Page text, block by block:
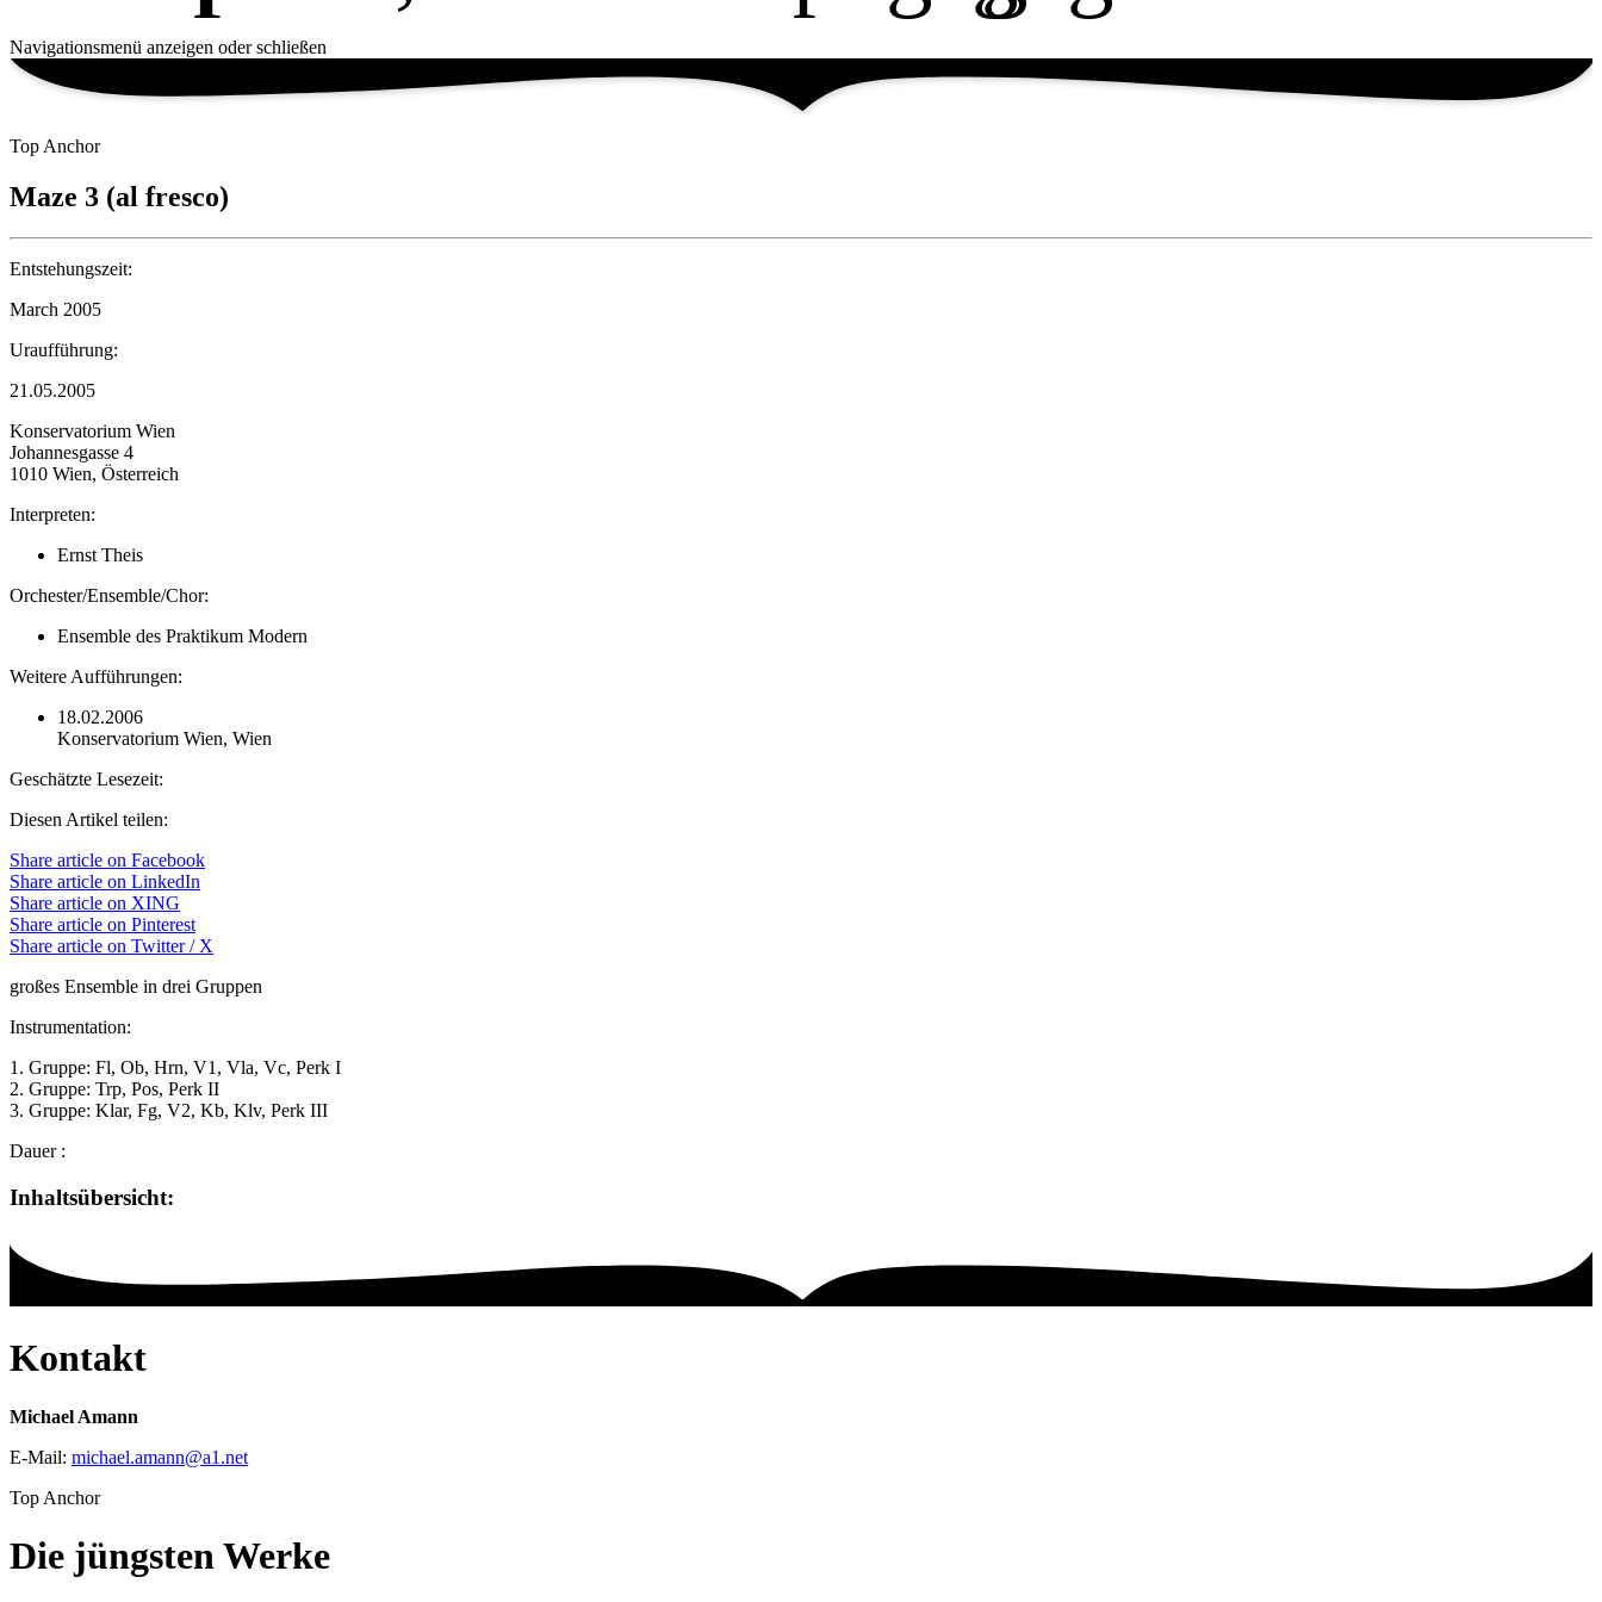
Navigationsmenü anzeigen oder schließen
Top Anchor
Maze 3 (al fresco)
Entstehungszeit:
March 2005
Uraufführung:
21.05.2005
Konservatorium Wien
Johannesgasse 4
1010 Wien, Österreich
Interpreten:
Ernst Theis
Orchester/Ensemble/Chor:
Ensemble des Praktikum Modern
Weitere Aufführungen:
18.02.2006
Konservatorium Wien, Wien
Geschätzte Lesezeit:
Diesen Artikel teilen:
Share article on Facebook
Share article on LinkedIn
Share article on XING
Share article on Pinterest
Share article on Twitter / X
großes Ensemble in drei Gruppen
Instrumentation:
1. Gruppe: Fl, Ob, Hrn, V1, Vla, Vc, Perk I
2. Gruppe: Trp, Pos, Perk II
3. Gruppe: Klar, Fg, V2, Kb, Klv, Perk III
Dauer :
Inhaltsübersicht:
Kontakt
Michael Amann
E-Mail: michael.amann@a1 .net
Top Anchor
Die jüngsten Werke